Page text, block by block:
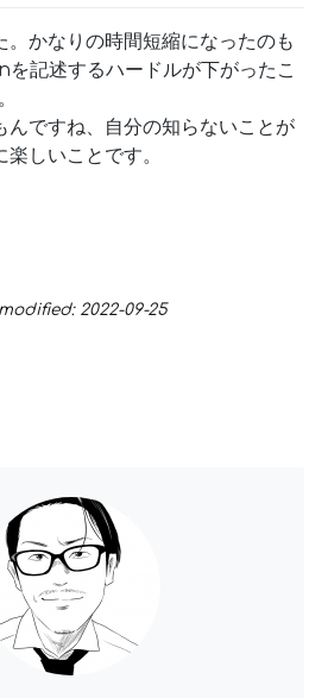
。かなりの時間短縮になったのも
を記述するハードルが下がったこ
んですね、自分の知らないことが
しいことです。
2022-09-25